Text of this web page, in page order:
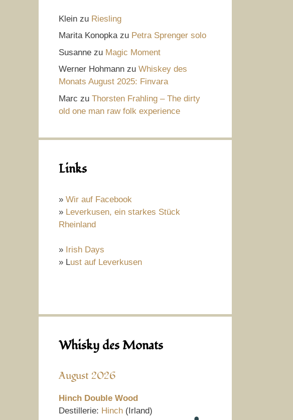
Klein zu Riesling
Marita Konopkazu Petra Sprenger solo
Susanne zu Magic Moment
Werner Hohmann zu Whiskey des
Monats August 2025: Finvara
Marc zu Thorsten Frahling – The dirty
old one man raw folk experience
Links
» Wir auf Facebook
» Leverkusen, ein starkes Stück
Rheinland
» Irish Days
» Lust auf Leverkusen
Whisky des Monats
August 2026
Hinch Double Wood
Destillerie: Hinch (Irland)